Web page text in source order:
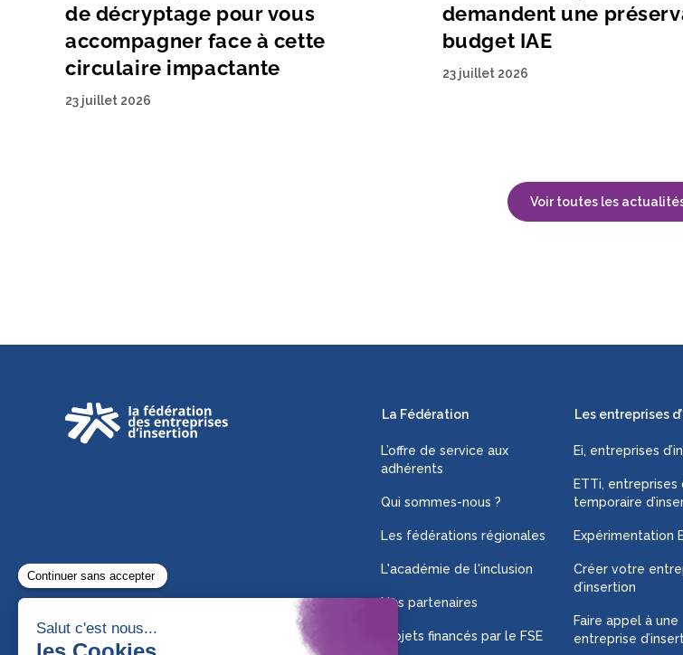
de décryptage pour vous
accompagner face à cette
circulaire impactante
23 juillet 2026
demandent une
budget IAE
23 juillet 2026
Voir toutes les
La Fédération
L’offre de service aux
adhérents
Qui sommes-nous ?
Les fédérations régionales
L'académie de l'inclusion
Nos partenaires
Projets financés par le FSE
Les entreprises
Ei, entreprises
ETTi, entreprises
temporaire
Expérimentation
Créer votre
d’insertion
Faire appel à une
entreprise